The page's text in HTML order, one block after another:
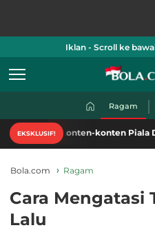
Iklan - Scroll ke
Ragam
EKSKLUSIF!
konten Piala Dunia 2026
Bola.com Ragam
Cara Mengatasi
Lalu